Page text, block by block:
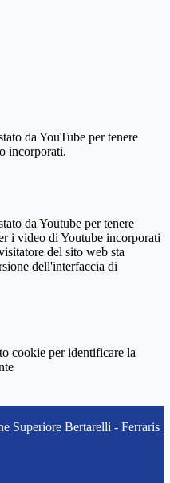
da YouTube per tenere
incorporati.
da Youtube per tenere
i video di Youtube incorporati
del sito web sta
dell'interfaccia di
cookie per identificare la
Superiore Bertarelli - Ferraris